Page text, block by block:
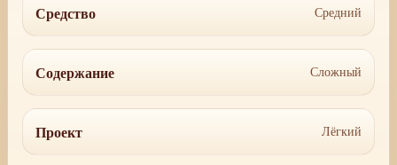
Средство Средний
Содержание Сложный
Проект Лёгкий